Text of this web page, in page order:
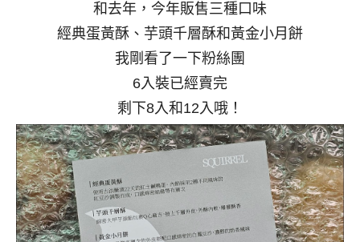
和去年，今年販售三種口味
經典蛋黃酥、芋頭千層酥和黃金小月餅
我剛看了一下粉絲團
6入裝已經賣完
剩下8入和12入哦！